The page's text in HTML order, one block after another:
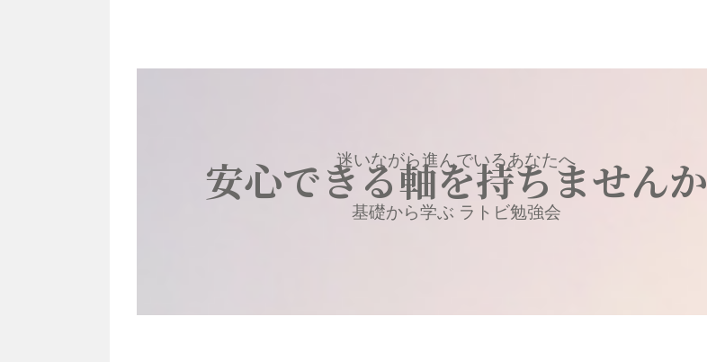
迷いながら進んでいるあなたへ
安心できる軸を持ちませんか
基礎から学ぶ ラトビ勉強会